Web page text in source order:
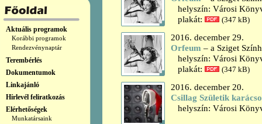
Aktuális programok
Korábbi programok
Rendezvénynaptár
Terembérlés
Dokumentumok
Linkajánló
Hírlevél feliratkozás
Elérhetőségek
Munkatársaink
helyszín: Városi
plakát:
(347 kB)
2016. december 29.
Orfeum – a Sziget
helyszín: Városi
plakát:
(347 kB)
2016. december 20.
Csillag Születik
helyszín: Városi